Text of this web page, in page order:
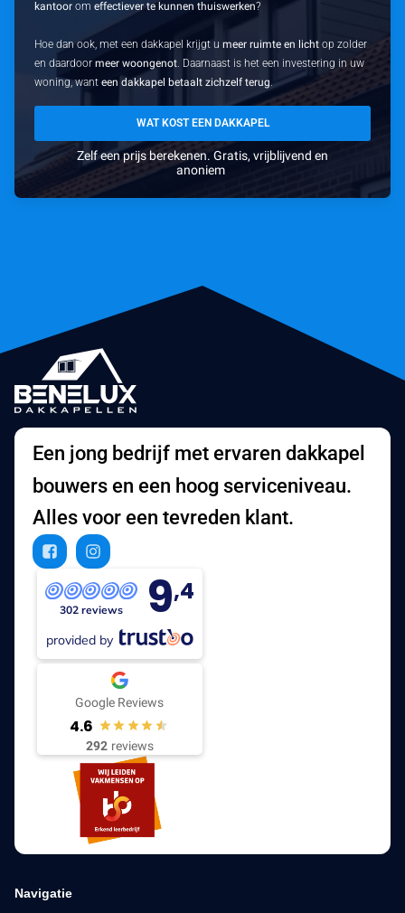
kantoor omeffectiever te kunnen thuiswerken?
Hoe dan ook, met een dakkapel krijgt umeer ruimte en licht op zolder
en daardoormeer woongenot . Daarnaast is het een investering in uw
woning, wanteen dakkapel betaalt zichzelf terug
WAT KOST EEN DAKKAPEL
Zelf een prijs berekenen. Gratis, vrijblijvend en
anoniem
Een jong bedrijf met ervaren dakkapel
bouwers en een hoog serviceniveau.
Alles voor een tevreden klant.
302 reviews 9,4
provided by
Google Reviews
4.6
292 reviews
Navigatie